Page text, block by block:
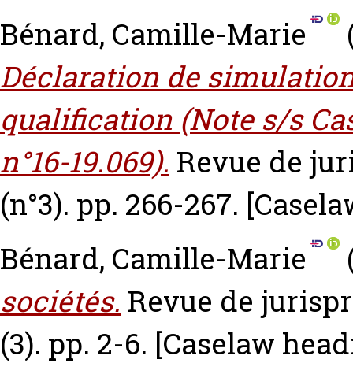
Bénard, Camille-Marie
Déclaration de
qualification (Note s/s
n°16-19.069). Revue de
(n°3). pp. 266-267.
Bénard, Camille-Marie
sociétés. Revue de
(3). pp. 2-6. [Caselaw